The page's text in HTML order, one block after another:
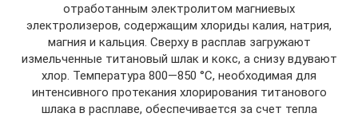
отработанным электролитом магниевых
электролизеров, содержащим хлориды калия, натрия,
магния и кальция. Сверху в расплав загружают
измельченные титановый шлак и кокс, а снизу вдувают
хлор. Температура 800—850 °С, необходимая для
интенсивного протекания хлорирования титанового
шлака в расплаве, обеспечивается за счет тепла